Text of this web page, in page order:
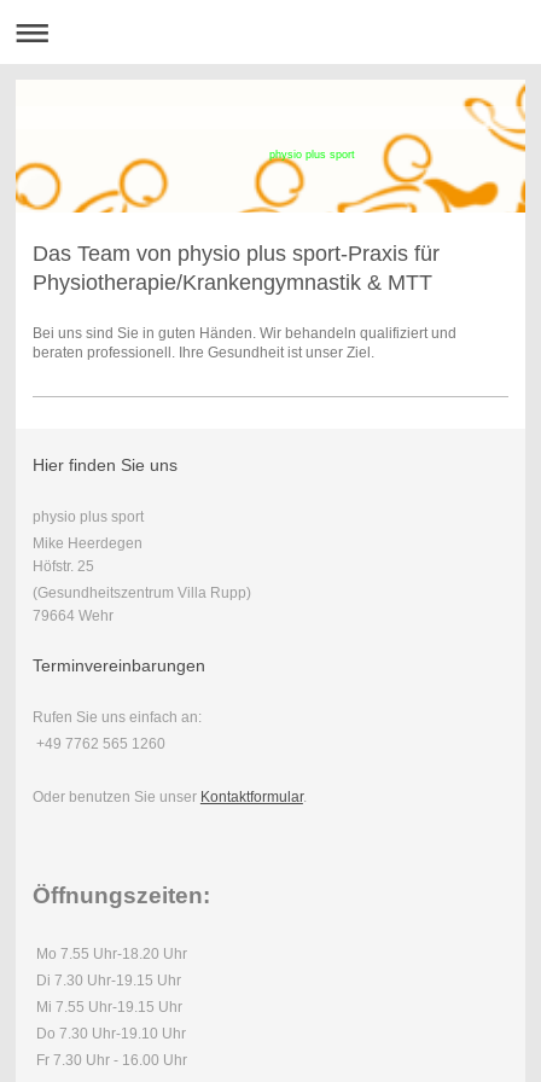
physio plus sport
Das Team von physio plus sport-Praxis für
Physiotherapie/Krankengymnastik & MTT
Bei uns sind Sie in guten Händen. Wir behandeln qualifiziert und
beraten professionell. Ihre Gesundheit ist unser Ziel.
Hier finden Sie uns
physio plus sport
Mike Heerdegen
Höfstr. 25
(Gesundheitszentrum Villa Rupp)
79664 Wehr
Terminvereinbarungen
Rufen Sie uns einfach an:
+49 7762 565 1260
Oder benutzen Sie unser Kontaktformular.
Öffnungszeiten:
Mo 7.55 Uhr-18.20 Uhr
Di 7.30 Uhr-19.15 Uhr
Mi 7.55 Uhr-19.15 Uhr
Do 7.30 Uhr-19.10 Uhr
Fr 7.30 Uhr - 16.00 Uhr